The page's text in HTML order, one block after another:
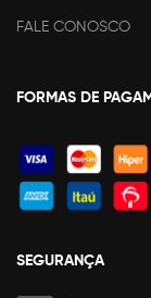
FALE CONOSCO
FORMAS DE
SEGURANÇA